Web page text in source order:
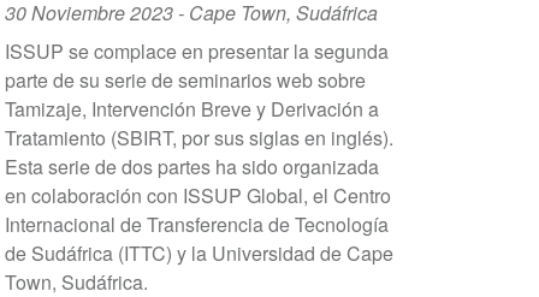
Event
Date
30 Noviembre 2023- Cape Town, Sudáfrica
ISSUP se complace en presentar la segunda
parte de su serie de seminarios web sobre
Tamizaje, Intervención Breve y Derivación a
Tratamiento (SBIRT, por sus siglas en inglés).
Esta serie de dos partes ha sido organizada
en colaboración con ISSUP Global, el Centro
Internacional de Transferencia de Tecnología
de Sudáfrica (ITTC) y la Universidad de Cape
Town, Sudáfrica.